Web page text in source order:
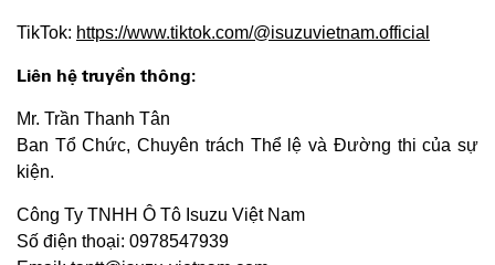
TikTok: https://www.tiktok.com/@isuzuvietnam.official
Liên hệ truyền thông:
Mr. Trần Thanh Tân
Ban Tổ Chức, Chuyên trách Thể lệ và Đường thi của sự
kiện.
Công Ty TNHH Ô Tô Isuzu Việt Nam
Số điện thoại: 0978547939